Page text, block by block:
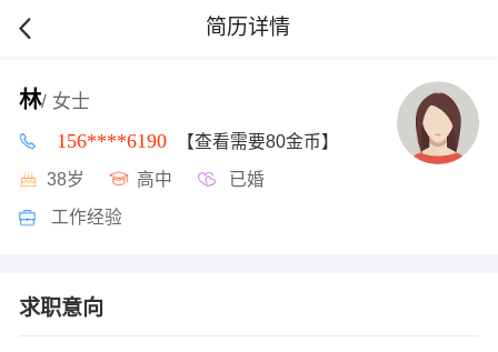
简历详情
林/ 女士
156****6190 【查看需要80金币】
38岁 高中 已婚
工作经验
求职意向